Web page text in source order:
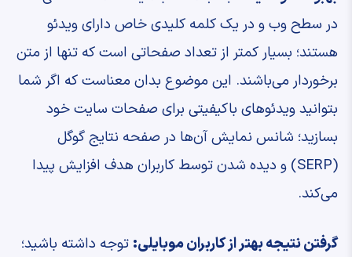
در سطح وب و در یک کلمه کلیدی خاص دارای ویدئو
هستند؛ بسیار کمتر از تعداد صفحاتی است که تنها از متن
برخوردار می‌باشند. این موضوع بدان معناست که اگر شما
بتوانید ویدئوهای باکیفیتی برای صفحات سایت خود
بسازید؛ شانس نمایش آن‌ها در صفحه نتایج گوگل
(SERP) و دیده شدن توسط کاربران هدف افزایش پیدا
می‌کند.
گرفتن نتیجه بهتر از کاربران موبایلی:توجه داشته باشید؛